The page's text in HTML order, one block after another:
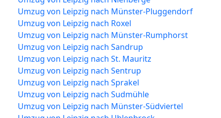
Umzug von Leipzig nach Münster-Pluggendorf
Umzug von Leipzig nach Roxel
Umzug von Leipzig nach Münster-Rumphorst
Umzug von Leipzig nach Sandrup
Umzug von Leipzig nach St. Mauritz
Umzug von Leipzig nach Sentrup
Umzug von Leipzig nach Sprakel
Umzug von Leipzig nach Sudmühle
Umzug von Leipzig nach Münster-Südviertel